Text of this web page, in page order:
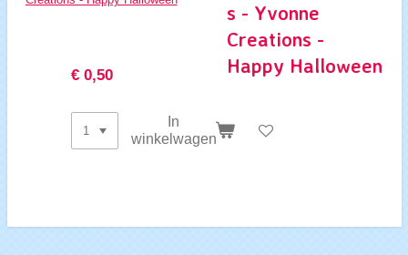
s - Yvonne
Creations -
Happy Halloween
€ 0,50
In
winkelwagen